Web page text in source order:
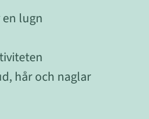
lugn
hår och naglar